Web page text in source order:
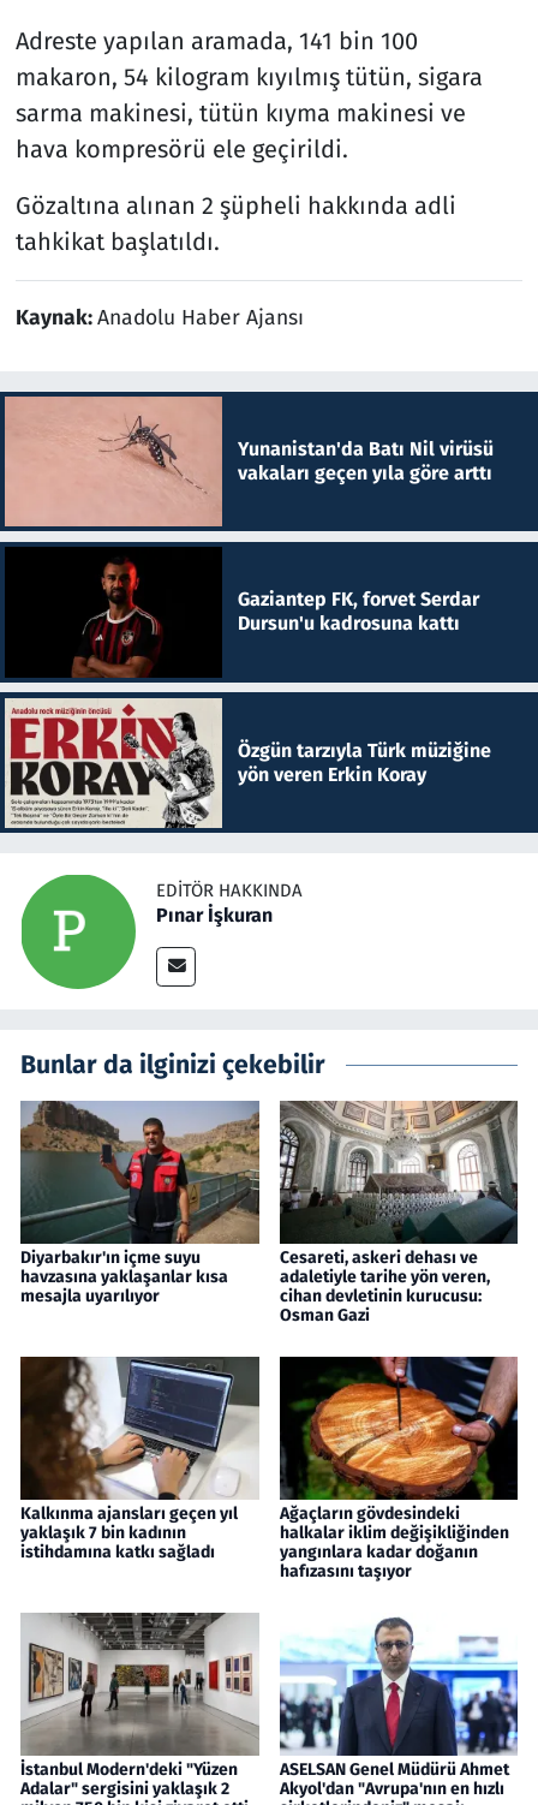
Adreste yapılan aramada, 141 bin 100
makaron, 54 kilogram kıyılmış tütün, sigara
sarma makinesi, tütün kıyma makinesi ve
hava kompresörü ele geçirildi.
Gözaltına alınan 2 şüpheli hakkında adli
tahkikat başlatıldı.
Kaynak:Anadolu Haber Ajansı
Yunanistan'da Batı Nil virüsü
vakaları geçen yıla göre arttı
Gaziantep FK, forvet Serdar
Dursun'u kadrosuna kattı
Özgün tarzıyla Türk müziğine
yön veren Erkin Koray
EDITÖR HAKKINDA
Pınar İşkuran
Bunlar da ilginizi çekebilir
Diyarbakır'ın içme suyu
havzasına yaklaşanlar kısa
mesajla uyarılıyor
Cesareti, askeri dehası ve
adaletiyle tarihe yön veren,
cihan devletinin kurucusu:
Osman Gazi
Kalkınma ajansları geçen yıl
yaklaşık 7 bin kadının
istihdamına katkı sağladı
Ağaçların gövdesindeki
halkalar iklim değişikliğinden
yangınlara kadar doğanın
hafızasını taşıyor
İstanbul Modern'deki "Yüzen
Adalar" sergisini yaklaşık 2
ASELSAN Genel Müdürü Ahmet
Akyol'dan "Avrupa'nın en hızlı
Teknoloji ve Bilim
Televizyon